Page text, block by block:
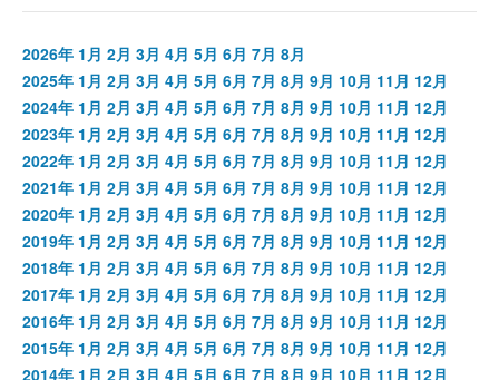
2026年 1月 2月 3月 4月 5月 6月 7月 8月
2025年 1月 2月 3月 4月 5月 6月 7月 8月 9月 10月 11月 12月
2024年 1月 2月 3月 4月 5月 6月 7月 8月 9月 10月 11月 12月
2023年 1月 2月 3月 4月 5月 6月 7月 8月 9月 10月 11月 12月
2022年 1月 2月 3月 4月 5月 6月 7月 8月 9月 10月 11月 12月
2021年 1月 2月 3月 4月 5月 6月 7月 8月 9月 10月 11月 12月
2020年 1月 2月 3月 4月 5月 6月 7月 8月 9月 10月 11月 12月
2019年 1月 2月 3月 4月 5月 6月 7月 8月 9月 10月 11月 12月
2018年 1月 2月 3月 4月 5月 6月 7月 8月 9月 10月 11月 12月
2017年 1月 2月 3月 4月 5月 6月 7月 8月 9月 10月 11月 12月
2016年 1月 2月 3月 4月 5月 6月 7月 8月 9月 10月 11月 12月
2015年 1月 2月 3月 4月 5月 6月 7月 8月 9月 10月 11月 12月
2014年 1月 2月 3月 4月 5月 6月 7月 8月 9月 10月 11月 12月